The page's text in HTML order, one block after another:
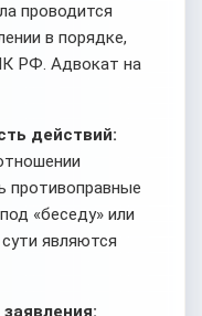
проводится
в порядке,
РФ. Адвокат на
действий:
противоправные
«беседу» или
являются